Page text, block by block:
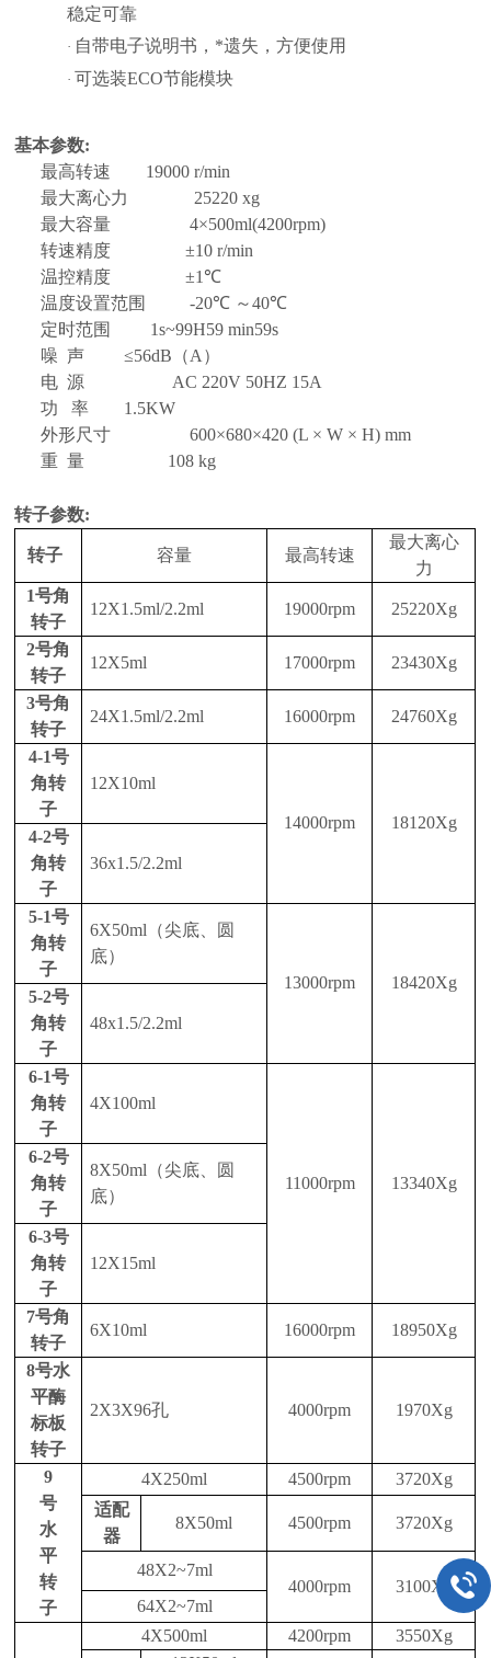
稳定可靠
· 自带电子说明书，*遗失，方便使用
· 可选装ECO节能模块
基本参数:
最高转速
19000 r/min
最大离心力
25220 xg
最大容量
4×500ml(4200rpm)
转速精度
±10 r/min
温控精度
±1℃
温度设置范围
-20℃ ～40℃
定时范围
1s~99H59 min59s
噪 声≤56dB （A）
电 源 AC 220V 50HZ 15A
功 率 1.5KW
外形尺寸
600×680×420 (L × W × H) mm
重 量 108 kg
转子参数:
转子 容量 最高转速
最大离心
力
1号角
转子
12X1.5ml/2.2ml 19000rpm 25220Xg
2号角
转子
12X5ml 17000rpm 23430Xg
3号角
转子
24X1.5ml/2.2ml 16000rpm 24760Xg
4-1号
角转
子
12X10ml
14000rpm 18120Xg
4-2号
角转
子
36x1.5/2.2ml
5-1号
角转
子
6X50ml （尖底、圆
底）
13000rpm
18420Xg
5-2号
角转
子
48x1.5/2.2ml
6-1号
角转
子
4X100ml
11000rpm 13340Xg
6-2号
角转
子
8X50ml （尖底、圆
底）
6-3号
角转
子
12X15ml
7号角
转子
6X10ml 16000rpm 18950Xg
8号水
平酶
标板
转子
2X3X96孔 4000rpm 1970Xg
9
号
水
平
转
子
4X250ml 4500rpm
3720Xg
适配
器
8X50ml 4500rpm 3720Xg
48X2~7ml
4000rpm 3100Xg
64X2~7ml
4X500ml 4200rpm 3550Xg